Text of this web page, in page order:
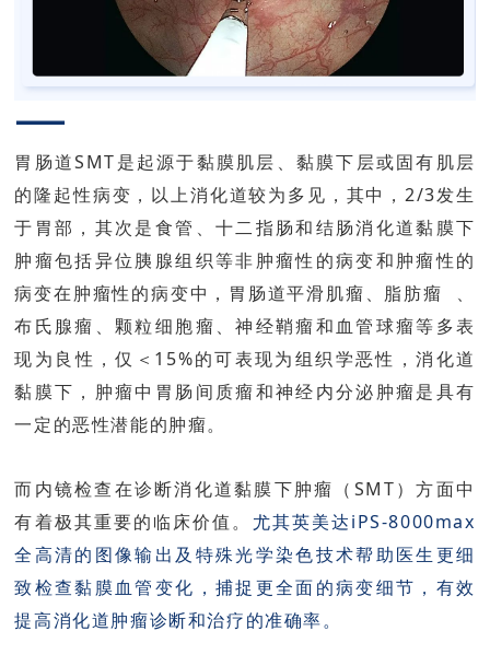
—
胃肠道SMT是起源于黏膜肌层、黏膜下层或固有肌层
的隆起性病变，以上消化道较为多见，其中，2/3发生
于胃部，其次是食管、十二指肠和结肠消化道黏膜下
肿瘤包括异位胰腺组织等非肿瘤性的病变和肿瘤性的
病变在肿瘤性的病变中，胃肠道平滑肌瘤、
脂肪瘤
、
布氏腺瘤、颗粒细胞瘤、神经鞘瘤和血管球瘤等多表
现为良性，仅＜15%的可表现为组织学恶性，消化道
黏膜下，肿瘤中胃肠间质瘤和神经内分泌肿瘤是具有
一定的恶性潜能的肿瘤。
而内镜检查在诊断消化道黏膜下肿瘤（SMT）方面中
有着极其重要的临床价值。 尤其英美达iPS-8000max
全高清的图像输出及特殊光学染色技术帮助医生更细
致检查黏膜血管变化，捕捉更全面的病变细节，有效
提高消化道肿瘤诊断和治疗的准确率。